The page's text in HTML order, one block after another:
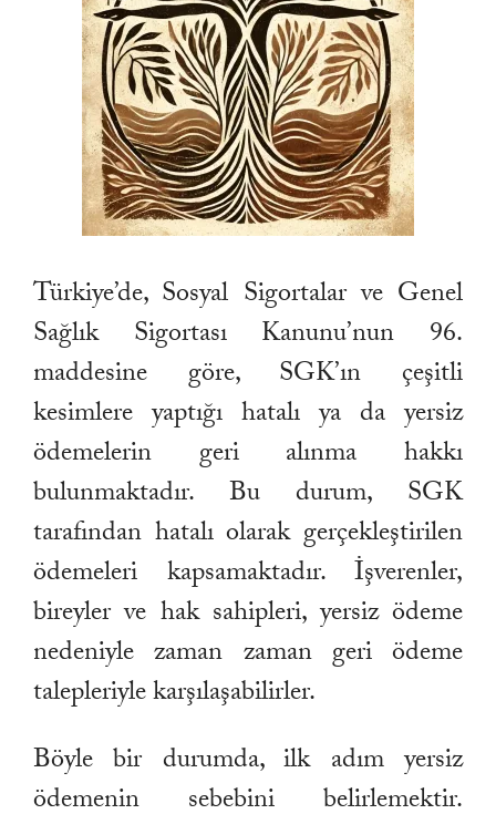
Türkiye’de, Sosyal Sigortalar ve Genel
Sağlık Sigortası Kanunu’nun 96.
maddesine göre, SGK’ın çeşitli
kesimlere yaptığı hatalı ya da yersiz
ödemelerin geri alınma hakkı
bulunmaktadır. Bu durum, SGK
tarafından hatalı olarak gerçekleştirilen
ödemeleri kapsamaktadır. İşverenler,
bireyler ve hak sahipleri, yersiz ödeme
nedeniyle zaman zaman geri ödeme
talepleriyle karşılaşabilirler.
Böyle bir durumda, ilk adım yersiz
ödemenin sebebini belirlemektir.